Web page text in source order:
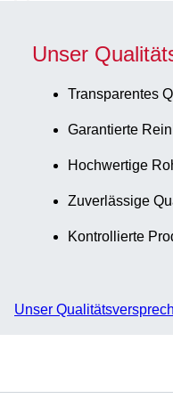
Unser
Transparentes
Garantierte
Hochwertige
Zuverlässige
Kontrollierte
Unser